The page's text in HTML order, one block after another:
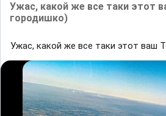
Ужас, какой же все таки этот
городишко)
Ужас, какой же все таки этот ваш